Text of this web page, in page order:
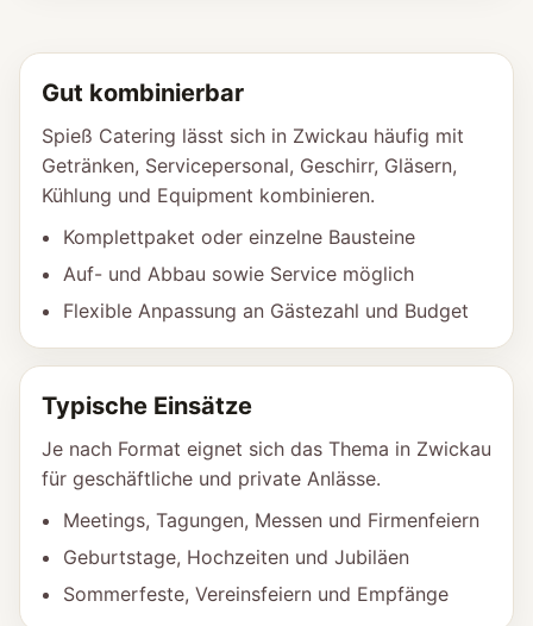
Gut kombinierbar
Spieß Catering lässt sich in Zwickau häufig mit
Getränken, Servicepersonal, Geschirr, Gläsern,
Kühlung und Equipment kombinieren.
Komplettpaket oder einzelne Bausteine
Auf- und Abbau sowie Service möglich
Flexible Anpassung an Gästezahl und Budget
Typische Einsätze
Je nach Format eignet sich das Thema in Zwickau
für geschäftliche und private Anlässe.
Meetings, Tagungen, Messen und Firmenfeiern
Geburtstage, Hochzeiten und Jubiläen
Sommerfeste, Vereinsfeiern und Empfänge